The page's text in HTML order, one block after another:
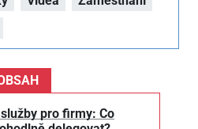
pro firmy: Co